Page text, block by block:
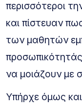
περισσότεροι
και πίστευαν
των μαθητών
να μοιάζουν με
Υπήρχε όμως